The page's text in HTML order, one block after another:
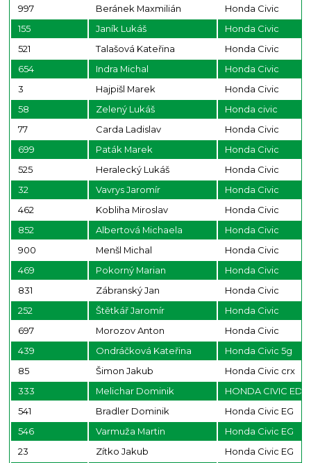
997 Beránek Maxmilián
Honda Civic
155
Janík Lukáš
Honda Civic
521
Talašová Kateřina
Honda Civic
654
Indra Michal
Honda Civic
3
Hajpišl Marek
Honda Civic
58
Zelený Lukáš
Honda civic
77
Carda Ladislav
Honda Civic
699
Paták Marek
Honda Civic
525
Heralecký Lukáš
Honda Civic
32
Vavrys Jaromír
Honda Civic
462
Kobliha Miroslav
Honda Civic
852
Albertová Michaela
Honda Civic
900
Menšl Michal
Honda Civic
469
Pokorný Marian
Honda Civic
831
Zábranský Jan
Honda Civic
252
Štětkář Jaromír
Honda Civic
697
Morozov Anton
Honda Civic
439
Ondráčková Kateřina
Honda Civic 5g
85
Šimon Jakub
Honda Civic crx
333
Melichar Dominik
HONDA CIVIC ED
541
Bradler Dominik
Honda Civic EG
546
Varmuža Martin
Honda Civic EG
23
Zítko Jakub
Honda Civic EG